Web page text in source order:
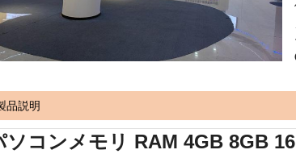
品説明
ソコンメモリ RAM 4GB 8GB